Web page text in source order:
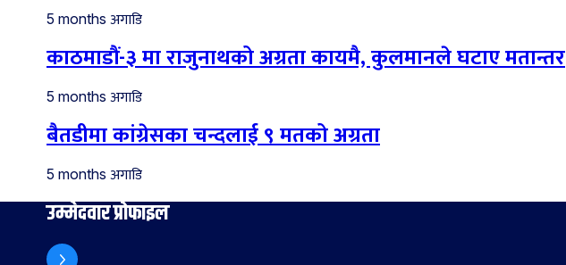
5 months अगाडि
काठमाडौं-३ मा राजुनाथको अग्रता कायमै, कुलमानले घटाए मतान्तर
5 months अगाडि
बैतडीमा कांग्रेसका चन्दलाई ९ मतको अग्रता
5 months अगाडि
उम्मेदवार प्रोफाइल